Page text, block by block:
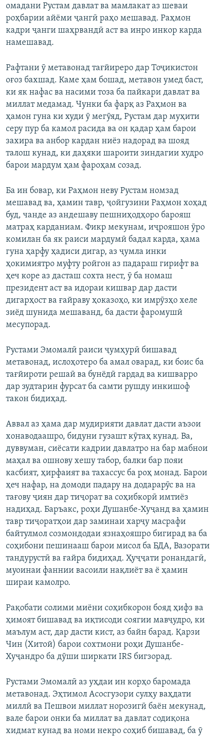
омадани Рустам давлат ва мамлакат аз шеваи
роҳбарии айёми ҷангӣ раҳо мешавад. Раҳмон
кадри ҷанги шаҳрвандӣ аст ва инро инкор карда
намешавад.
Рафтани ӯ метавонад тағйиреро дар Тоҷикистон
оғоз бахшад. Каме ҳам бошад, метавон умед баст,
ки як нафас ва насими тоза ба пайкари давлат ва
миллат медамад. Чунки ба фарқ аз Раҳмон ва
ҳамон гуна ки худи ӯ мегӯяд, Рустам дар муҳити
серу пур ба камол расида ва он қадар ҳам барои
захира ва анбор кардан ниёз надорад ва шояд
талош кунад, ки даҳяки шароити зиндагии худро
барои мардум ҳам фароҳам созад.
Ба ин бовар, ки Раҳмон неву Рустам номзад
мешавад ва, ҳамин тавр, ҷойгузини Раҳмон хоҳад
буд, чанде аз андешаву пешниҳодҳоро барояш
матраҳ карданиам. Фикр мекунам, иҷрояшон ӯро
комилан ба як раиси мардумӣ бадал карда, ҳама
гуна ҳарфу ҳадиси дигар, аз ҷумла инки
ҳокимиятро муфту ройгон аз падараш гирифт ва
ҳеч коре аз дасташ сохта нест, ӯ ба номаш
президент аст ва идораи кишвар дар дасти
дигарҳост ва ғайраву ҳоказоҳо, ки имрӯзҳо хеле
зиёд шунида мешаванд, ба дасти фаромушӣ
месупорад.
Рустами Эмомалӣ раиси ҷумҳурӣ бишавад
метавонад, ислоҳотеро ба амал оварад, ки боис ба
тағйироти решаӣ ва бунёдӣ гардад ва кишварро
дар зудтарин фурсат ба самти рушду инкишоф
такон бидиҳад.
Аввал аз ҳама дар мудирияти давлат дасти аъзои
хонаводаашро, бидуни гузашт кӯтаҳ кунад. Ва,
дуввуман, сиёсати кадрии давлатро на бар мабнои
маҳал ва ошнову хешу табор, балки бар пояи
касбият, ҳирфаият ва тахассус ба роҳ монад. Барои
ҳеч нафар, на домоди падару на додарарӯс ва на
тағову ҷиян дар тиҷорат ва соҳибкорӣ имтиёз
надиҳад. Баръакс, роҳи Душанбе-Хуҷанд ва ҳамин
тавр тиҷоратҳои дар заминаи харҷу масрафи
байтулмол созмондодаи язнаҳояшро бигирад ва ба
соҳибони пешинааш барои мисол ба БДА, Вазорати
тандурустӣ ва ғайра бидиҳад. Ҳуҷҷати ронандагӣ,
муоинаи фаннии васоили нақлиёт ва ё ҳамин
шираи камолро.
Рақобати солими миёни соҳибкорон бояд ҳифз ва
ҳимоят бишавад ва иқтисоди соягии мавҷудро, ки
маълум аст, дар дасти кист, аз байн барад. Қарзи
Чин (Хитой) барои сохтмони роҳи Душанбе-
Хуҷандро ба дӯши ширкати IRS бигзорад.
Рустами Эмомалӣ аз уҳдаи ин корҳо баромада
метавонад. Эҳтимол Асосгузори сулҳу ваҳдати
миллӣ ва Пешвои миллат норозигӣ баён мекунад,
вале барои онки ба миллат ва давлат содиқона
хидмат кунад ва номи некро соҳиб бишавад, ба ӯ